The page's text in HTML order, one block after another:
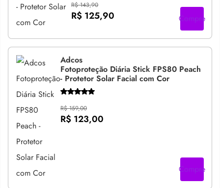
R$ 143,90
R$ 125,90 Compre
Adcos
Fotoproteção Diária Stick FPS80 Peach
- Protetor Solar Facial com Cor
R$ 159,00
R$ 123,00
Compre